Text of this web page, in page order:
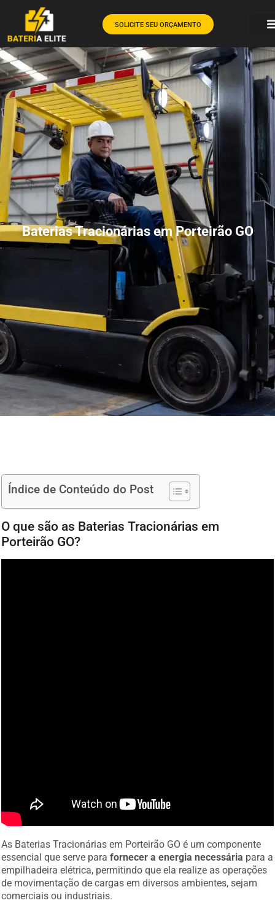
SOLICITE SEU ORÇAMENTO
Baterias Tracionárias em Porteirão GO
Índice de Conteúdo do Post
O que são as Baterias Tracionárias em
Porteirão GO?
As Baterias Tracionárias em Porteirão GO é um componente
essencial que serve parafornecer a energia necessária para a
empilhadeira elétrica, permitindo que ela realize as operações
de movimentação de cargas em diversos ambientes, sejam
comerciais ou industriais.